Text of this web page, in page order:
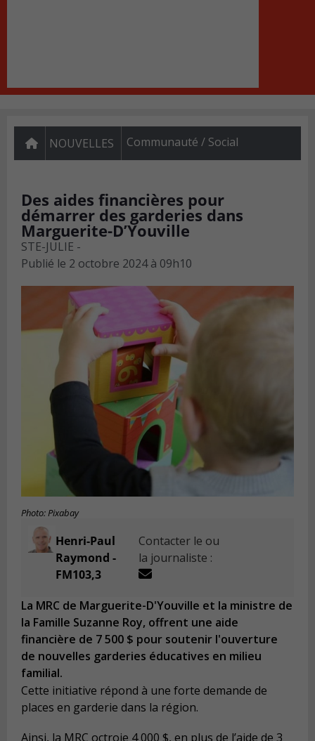
NOUVELLES Communauté / Social
Des aides financières pour
démarrer des garderies dans
Marguerite-D’Youville
STE-JULIE -
Publié le 2 octobre 2024 à 09h10
Photo: Pixabay
Henri-Paul
Raymond -
FM103,3
Contacter le ou
la journaliste :
La MRC de Marguerite-D'Youville et la ministre de
la Famille Suzanne Roy, offrent une aide
financière de 7 500 $ pour soutenir l'ouverture
de nouvelles garderies éducatives en milieu
familial.
Cette initiative répond à une forte demande de
places en garderie dans la région.
Ainsi, la MRC octroie 4 000 $, en plus de l’aide de 3